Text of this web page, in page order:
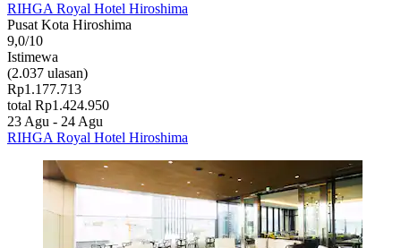
RIHGA Royal Hotel Hiroshima
Pusat Kota Hiroshima
9,0/10
Istimewa
(2.037 ulasan)
Rp1.177.713
total Rp1.424.950
23 Agu - 24 Agu
RIHGA Royal Hotel Hiroshima